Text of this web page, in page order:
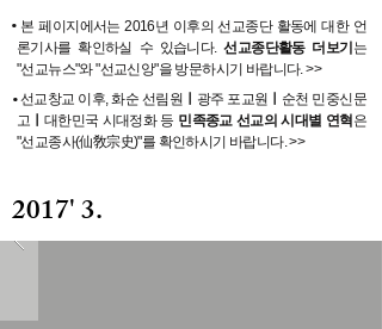
본 페이지에서는 2016년 이후의 선교종단 활동에 대한 언
론기사를 확인하실 수 있습니다.선교종단활동 더보기 는
"선교뉴스"와 "선교신앙"을 방문하시기 바랍니다. >>
선교창교 이후, 화순 선림원
광주 포교원
순천 민중신문
고
대한민국 시대정화 등 민족종교 선교의 시대별 연혁 은
"선교종사(仙敎宗史)"를 확인하시기 바랍니다. >>
.
.
2017' 3.